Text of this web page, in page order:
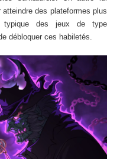
atteindre des plateformes plus
typique des jeux de type
débloquer ces habiletés.